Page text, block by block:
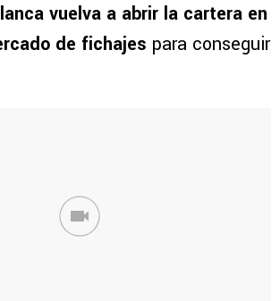
vuelva a abrir la cartera en
de fichajes para conseguir